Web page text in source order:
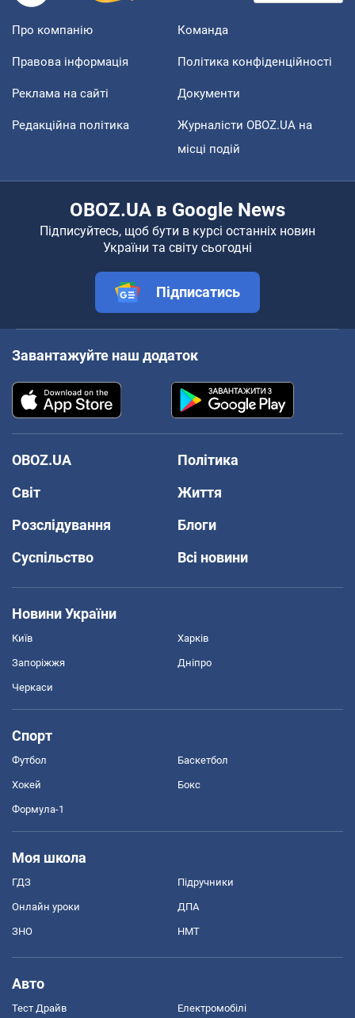
Про компанію Команда
Правова інформація Політика конфіденційності
Реклама на сайті Документи
Редакційна політика
Журналісти OBOZ.UA на
місці подій
OBOZ.UA в Google News
Підписуйтесь, щоб бути в курсі останніх новин
України та світу сьогодні
Підписатись
Завантажуйте наш додаток
OBOZ.UA
Політика
Світ
Життя
Розслідування
Блоги
Суспільство
Всі новини
Новини України
Київ Харків
Запоріжжя Дніпро
Черкаси
Спорт
Футбол Баскетбол
Хокей Бокс
Формула-1
Моя школа
ГДЗ Підручники
Онлайн уроки ДПА
ЗНО НМТ
Авто
Тест Драйв Електромобілі